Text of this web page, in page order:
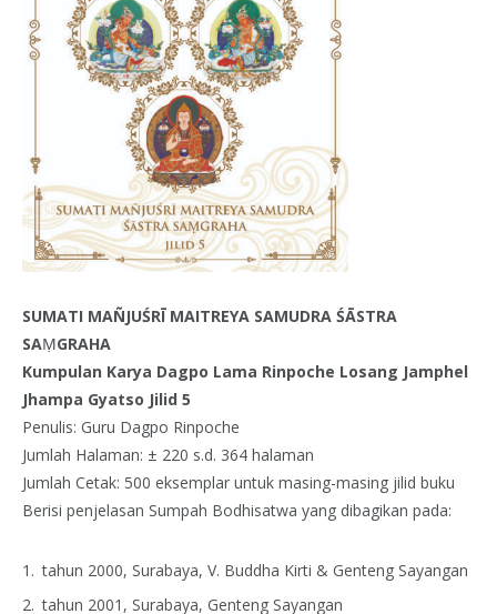
SUMATI MAÑJUŚRĪ MAITREYA SAMUDRA ŚĀSTRA
SAṂGRAHA
Kumpulan Karya Dagpo Lama Rinpoche Losang Jamphel
Jhampa Gyatso Jilid 5
Penulis: Guru Dagpo Rinpoche
Jumlah Halaman: ± 220 s.d. 364 halaman
Jumlah Cetak: 500 eksemplar untuk masing-masing jilid buku
Berisi penjelasan Sumpah Bodhisatwa yang dibagikan pada:
tahun 2000, Surabaya, V. Buddha Kirti & Genteng Sayangan
tahun 2001, Surabaya, Genteng Sayangan